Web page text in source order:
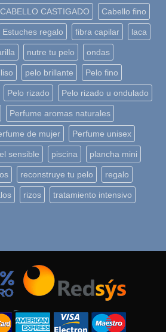
CABELLO CASTIGADO Cabello fino
Estuches regalo fibra capilar laca
nutre tu pelo ondas
pelo brillante Pelo fino
Pelo rizado Pelo rizado u ondulado
Perfume aromas naturales
de mujer Perfume unisex
sensible piscina plancha mini
reconstruye tu pelo regalo
rizos tratamiento intensivo